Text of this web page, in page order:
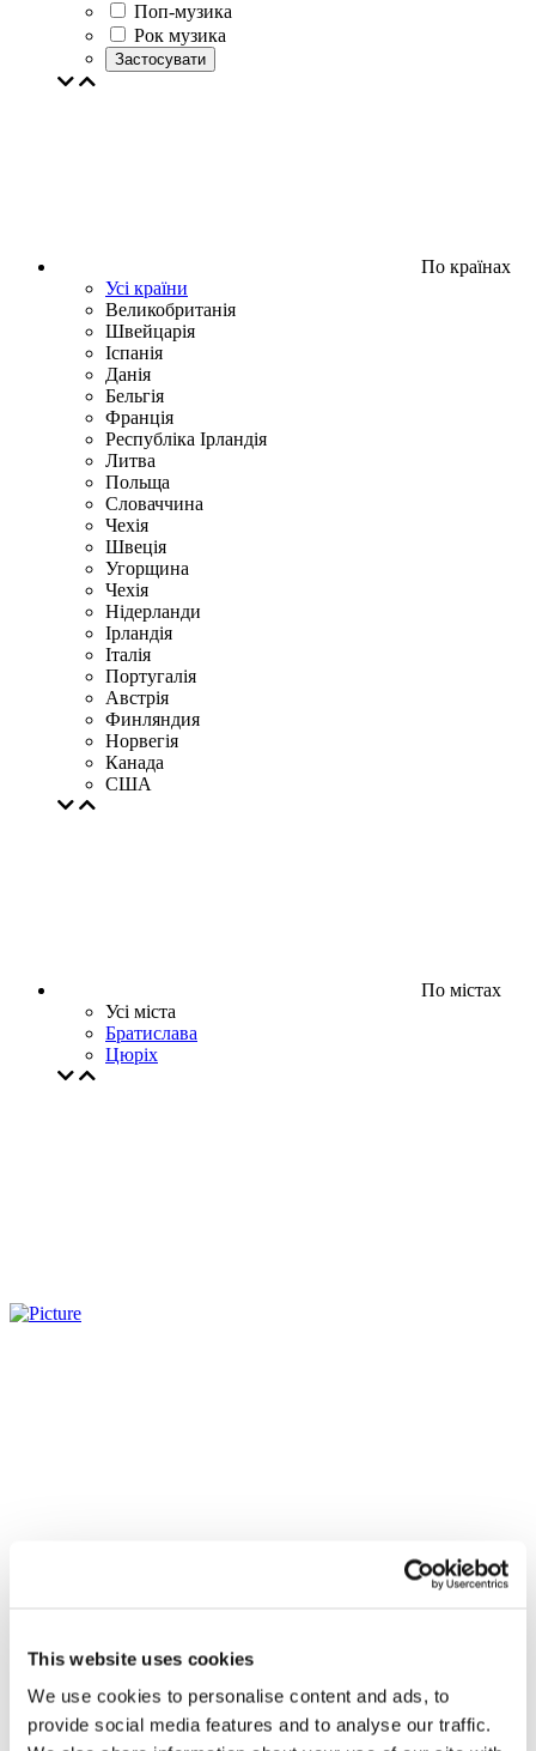
This website uses cookies
We use cookies to personalise content and ads, to
provide social media features and to analyse our traffic.
Поп-музика
Рок музика
Застосувати
По країнах
Усі країни
Великобританія
Швейцарія
Іспанія
Данія
Бельгія
Франція
Республіка Ірландія
Литва
Польща
Словаччина
Чехія
Швецiя
Угорщина
Чехія
Нідерланди
Iрландія
Iталiя
Португалія
Австрія
Финляндия
Норвегія
Канада
США
По містах
Усі міста
Братислава
Цюрiх
Всі заходи